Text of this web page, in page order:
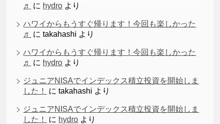
♬
に hydro より
ハワイからもうすぐ帰ります！今回も楽しかった
♬
にtakahashi より
ハワイからもうすぐ帰ります！今回も楽しかった
♬
に hydro より
ジュニアNISAでインデックス積立投資を開始しま
した！
にtakahashi より
ジュニアNISAでインデックス積立投資を開始しま
した！
に hydro より